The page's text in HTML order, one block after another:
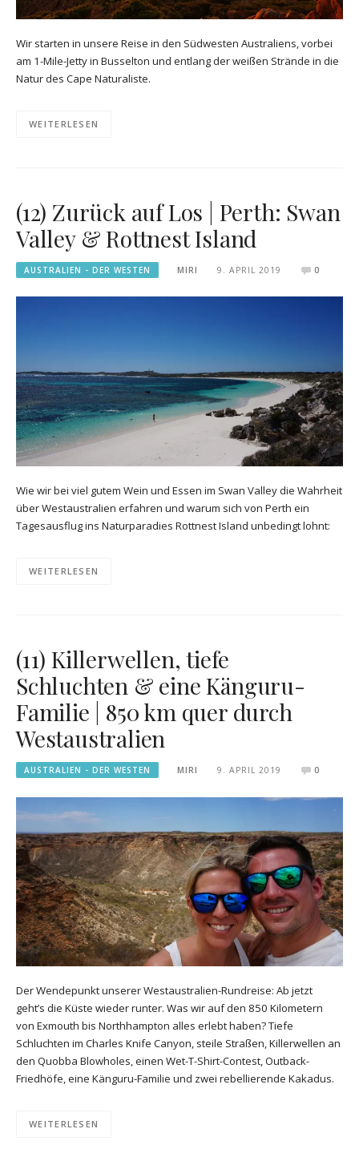
Wir starten in unsere Reise in den Südwesten Australiens, vorbei
am 1-Mile-Jetty in Busselton und entlang der weißen Strände in die
Natur des Cape Naturaliste.
WEITERLESEN
(12) Zurück auf Los | Perth: Swan
Valley & Rottnest Island
AUSTRALIEN - DER WESTEN MIRI 9. APRIL 2019 0
Wie wir bei viel gutem Wein und Essen im Swan Valley die Wahrheit
über Westaustralien erfahren und warum sich von Perth ein
Tagesausflug ins Naturparadies Rottnest Island unbedingt lohnt:
WEITERLESEN
(11) Killerwellen, tiefe
Schluchten & eine Känguru-
Familie | 850 km quer durch
Westaustralien
AUSTRALIEN - DER WESTEN MIRI 9. APRIL 2019 0
Der Wendepunkt unserer Westaustralien-Rundreise: Ab jetzt
geht’s die Küste wieder runter. Was wir auf den 850 Kilometern
von Exmouth bis Northhampton alles erlebt haben? Tiefe
Schluchten im Charles Knife Canyon, steile Straßen, Killerwellen an
den Quobba Blowholes, einen Wet-T-Shirt-Contest, Outback-
Friedhöfe, eine Känguru-Familie und zwei rebellierende Kakadus.
WEITERLESEN